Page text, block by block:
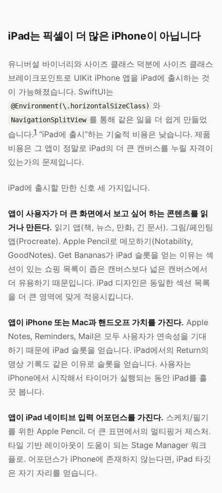
iPad는 픽셀이 더 많은 iPhone이 아닙니다
유니버설 바이너리와 사이즈 클래스 덕분에 사이즈 클래스
브레이크포인트로 UIKit iPhone 앱을 iPad에 출시하는 것
이 가능해졌습니다. SwiftUI는
@Environment(\.horizontalSizeClass) 와
NavigationSplitView 를 통해 같은 일을 더 쉽게 만들었
습니다.1 “iPad에 출시”하는 기술적 비용은 낮습니다. 제품
비용은 그 앱이 정말로 iPad의 더 큰 캔버스를 누릴 자격이
있는가의 문제입니다.
iPad에 출시할 만한 신호 세 가지입니다.
앱이 사용자가 더 큰 화면에서 보고 싶어 하는 콘텐츠를 읽
거나 만든다. 읽기 앱(책, 뉴스, 만화, 긴 문서). 그림/페인팅
앱(Procreate). Apple Pencil로 메모하기(Notability,
GoodNotes). Get Bananas가 iPad 슬롯을 얻는 이유는 섹
션이 있는 쇼핑 목록이 좁은 캔버스보다 넓은 캔버스에서
더 유용하기 때문입니다. iPad 디자인은 동일한 섹션 목록
을 더 큰 영역에 맞게 적응시킵니다.
앱이 iPhone 또는 Mac과 핸드오프 가치를 가진다. Apple
Notes, Reminders, Mail은 모두 사용자가 연속성을 기대
하기 때문에 iPad 슬롯을 얻습니다. iPad에서의 Return의
명상 기록도 같은 이유로 슬롯을 얻습니다. 사용자는
iPhone에서 시작해서 타이머가 실행되는 동안 iPad를 흘
끗 봅니다.
앱이 iPad 네이티브 입력 어포던스를 가진다. 스케치/필기
를 위한 Apple Pencil. 더 큰 표면에서의 멀티핑거 제스처.
타일 기반 레이아웃이 도움이 되는 Stage Manager 워크
플로. 어포던스가 iPhone에 존재하지 않는다면, iPad 타깃
은 자기 자리를 얻습니다.